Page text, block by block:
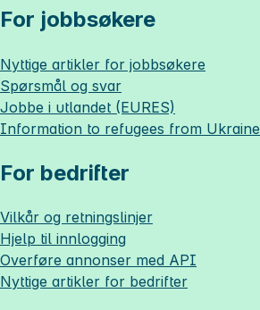
For jobbsøkere
Nyttige artikler for jobbsøkere
Spørsmål og svar
Jobbe i utlandet (EURES)
Information to refugees from Ukraine
For bedrifter
Vilkår og retningslinjer
Hjelp til innlogging
Overføre annonser med API
Nyttige artikler for bedrifter